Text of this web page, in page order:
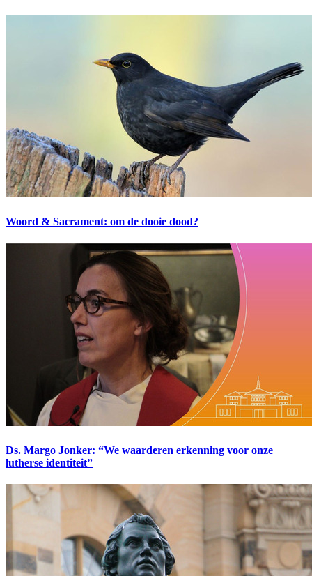
Woord & Sacrament: om de dooie dood?
Ds. Margo Jonker: “We waarderen erkenning voor onze
lutherse identiteit”